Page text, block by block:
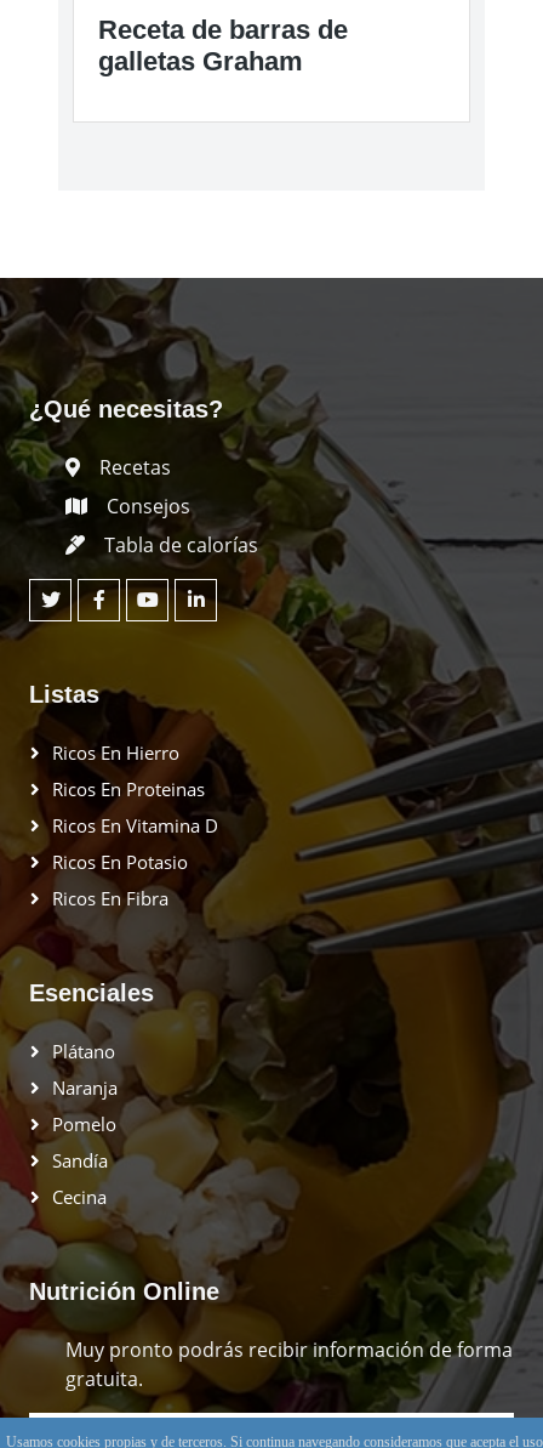
Receta de barras de
galletas Graham
¿Qué necesitas?
Recetas
Consejos
Tabla de calorías
Listas
Ricos En Hierro
Ricos En Proteinas
Ricos En Vitamina D
Ricos En Potasio
Ricos En Fibra
Esenciales
Plátano
Naranja
Pomelo
Sandía
Cecina
Nutrición Online
Muy pronto podrás recibir información de forma
gratuita.
Usamos cookies propias y de terceros. Si continua navegando consideramos que acepta el uso